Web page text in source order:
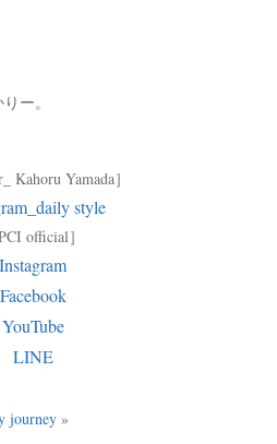
ー。
Kahoru Yamada］
style
PCI official］
Instagram
Facebook
YouTube
LINE
journey »